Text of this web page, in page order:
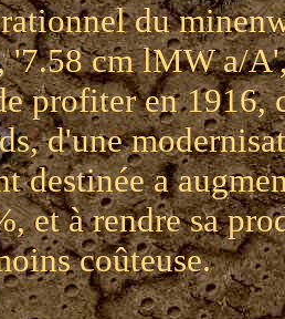
du
'7.58 cm lMW a/
profiter en 1916,
d'une
destinée a
et à rendre sa
coûteuse.